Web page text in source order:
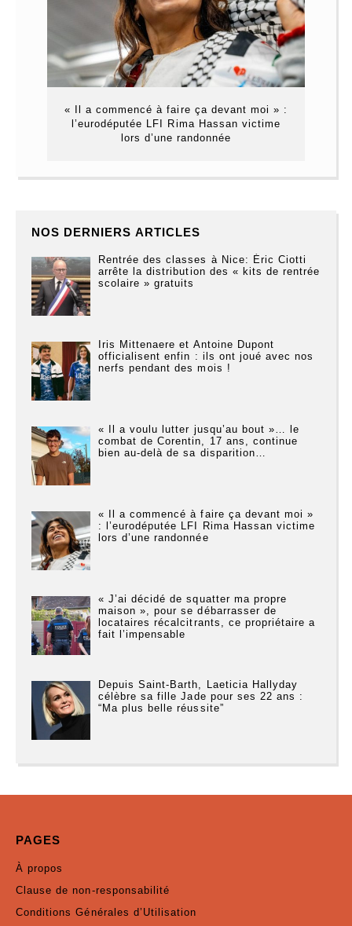
« Il a commencé à faire ça devant moi » :
l’eurodéputée LFI Rima Hassan victime
lors d’une randonnée
NOS DERNIERS ARTICLES
Rentrée des classes à Nice: Éric Ciotti
arrête la distribution des « kits de rentrée
scolaire » gratuits
Iris Mittenaere et Antoine Dupont
officialisent enfin : ils ont joué avec nos
nerfs pendant des mois !
« Il a voulu lutter jusqu’au bout »… le
combat de Corentin, 17 ans, continue
bien au-delà de sa disparition…
« Il a commencé à faire ça devant moi »
: l’eurodéputée LFI Rima Hassan victime
lors d’une randonnée
« J’ai décidé de squatter ma propre
maison », pour se débarrasser de
locataires récalcitrants, ce propriétaire a
fait l’impensable
Depuis Saint-Barth, Laeticia Hallyday
célèbre sa fille Jade pour ses 22 ans :
“Ma plus belle réussite”
PAGES
À propos
Clause de non-responsabilité
Conditions Générales d’Utilisation